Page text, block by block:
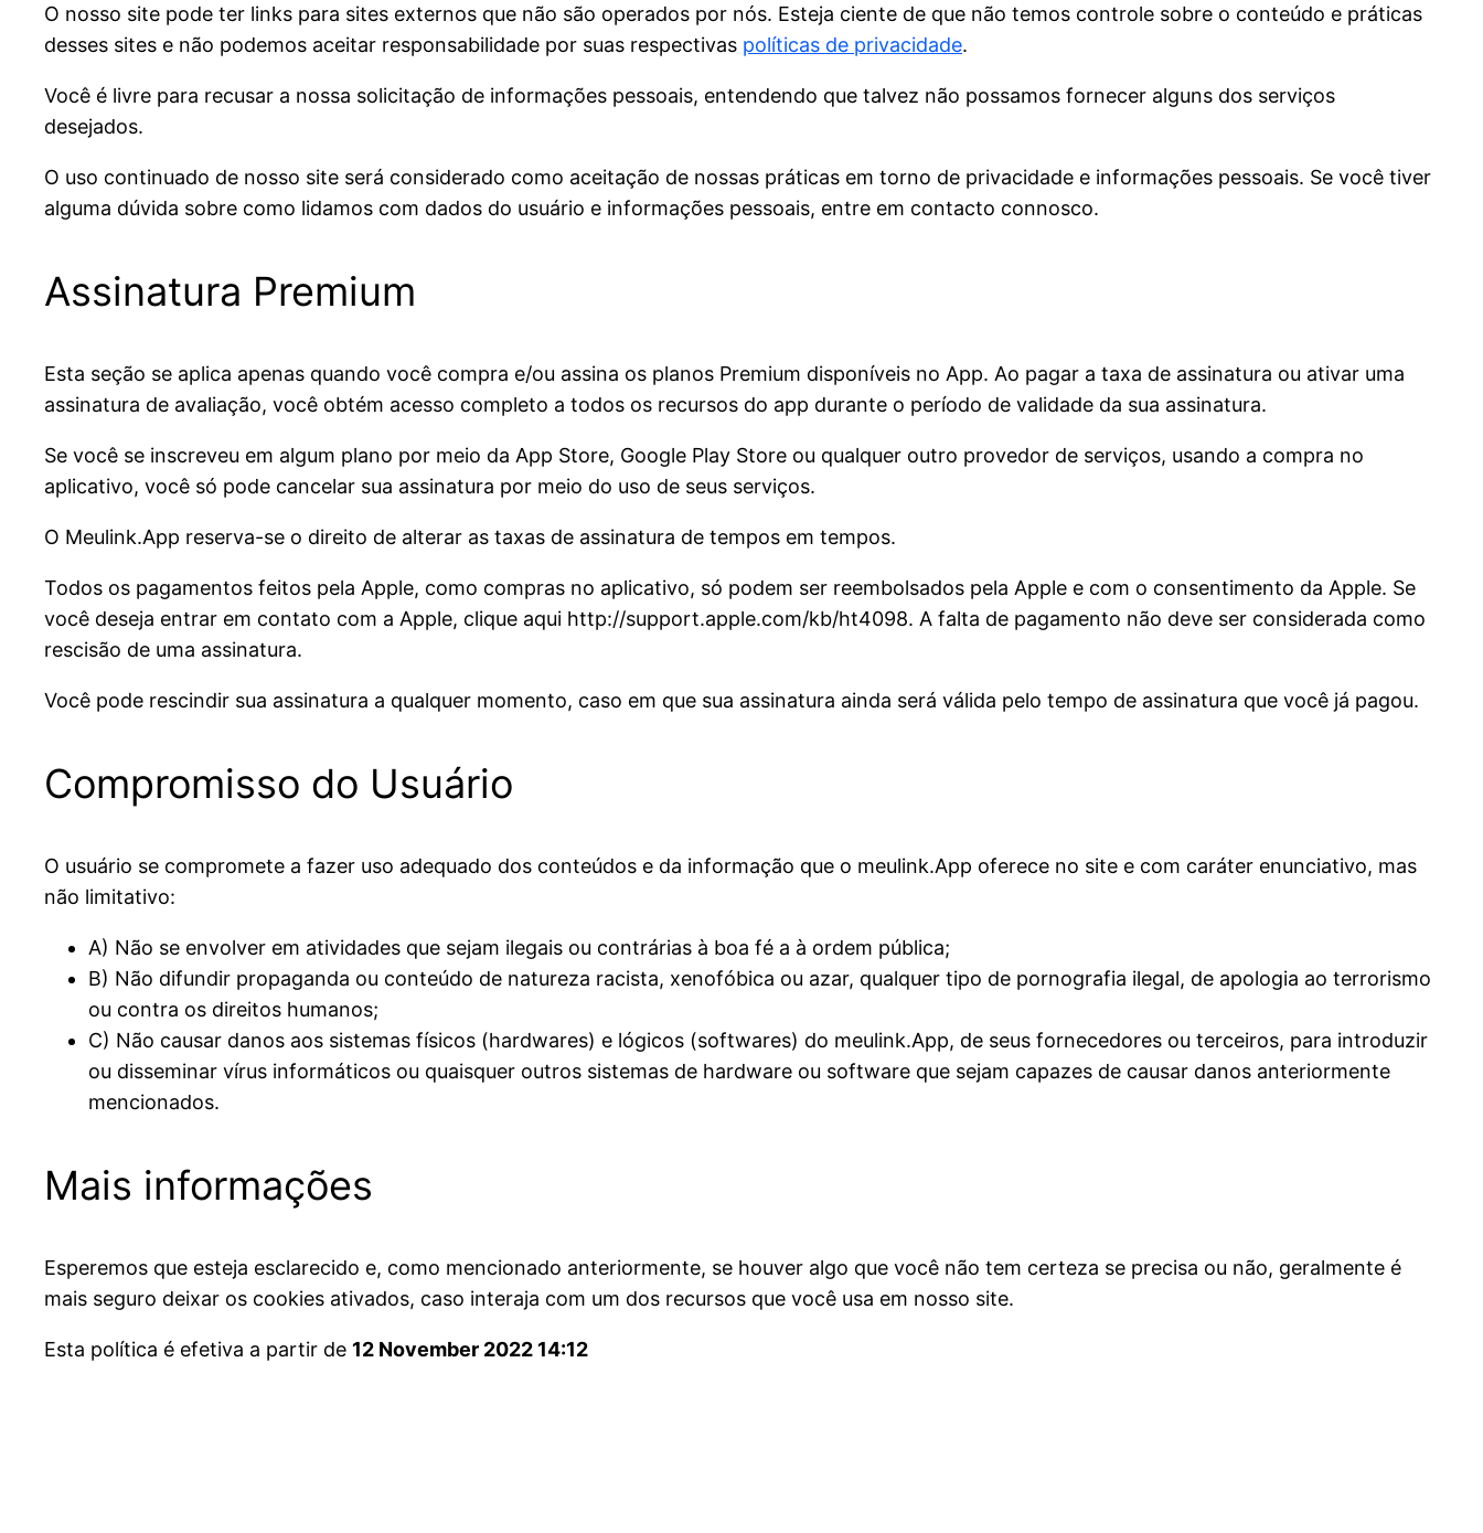
O nosso site pode ter links para sites externos que não são operados por nós. Esteja ciente de que não temos controle sobre o conteúdo e práticas
desses sites e não podemos aceitar responsabilidade por suas respectivas políticas de privacidade.
Você é livre para recusar a nossa solicitação de informações pessoais, entendendo que talvez não possamos fornecer alguns dos serviços
desejados.
O uso continuado de nosso site será considerado como aceitação de nossas práticas em torno de privacidade e informações pessoais. Se você tiver
alguma dúvida sobre como lidamos com dados do usuário e informações pessoais, entre em contacto connosco.
Assinatura Premium
Esta seção se aplica apenas quando você compra e/ou assina os planos Premium disponíveis no App. Ao pagar a taxa de assinatura ou ativar uma
assinatura de avaliação, você obtém acesso completo a todos os recursos do app durante o período de validade da sua assinatura.
Se você se inscreveu em algum plano por meio da App Store, Google Play Store ou qualquer outro provedor de serviços, usando a compra no
aplicativo, você só pode cancelar sua assinatura por meio do uso de seus serviços.
O Meulink.App reserva-se o direito de alterar as taxas de assinatura de tempos em tempos.
Todos os pagamentos feitos pela Apple, como compras no aplicativo, só podem ser reembolsados pela Apple e com o consentimento da Apple. Se
você deseja entrar em contato com a Apple, clique aqui http://support.apple.com/kb/ht4098. A falta de pagamento não deve ser considerada como
rescisão de uma assinatura.
Você pode rescindir sua assinatura a qualquer momento, caso em que sua assinatura ainda será válida pelo tempo de assinatura que você já pagou.
Compromisso do Usuário
O usuário se compromete a fazer uso adequado dos conteúdos e da informação que o meulink.App oferece no site e com caráter enunciativo, mas
não limitativo:
A) Não se envolver em atividades que sejam ilegais ou contrárias à boa fé a à ordem pública;
B) Não difundir propaganda ou conteúdo de natureza racista, xenofóbica ou azar, qualquer tipo de pornografia ilegal, de apologia ao terrorismo
ou contra os direitos humanos;
C) Não causar danos aos sistemas físicos (hardwares) e lógicos (softwares) do meulink.App, de seus fornecedores ou terceiros, para introduzir
ou disseminar vírus informáticos ou quaisquer outros sistemas de hardware ou software que sejam capazes de causar danos anteriormente
mencionados.
Mais informações
Esperemos que esteja esclarecido e, como mencionado anteriormente, se houver algo que você não tem certeza se precisa ou não, geralmente é
mais seguro deixar os cookies ativados, caso interaja com um dos recursos que você usa em nosso site.
Esta política é efetiva a partir de 12 November 2022 14:12